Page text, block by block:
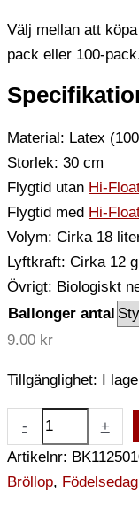
Välj mellan att
pack eller 100-
Material: Latex
Storlek: 30 cm
Flygtid utan Hi-
Flygtid med Hi-
Volym: Cirka 18
Lyftkraft: Cirka 12
Övrigt: Biologiskt
Ballonger antal
9.00 kr
Tillgänglighet: I
- +
Artikelnr:
Bröllop, Födelsedag